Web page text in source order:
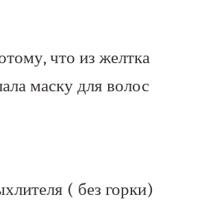
что из желтка
маску для волос
( без горки)